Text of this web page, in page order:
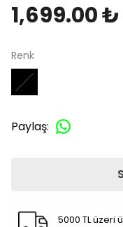
1,699.00 ₺
Renk
Paylaş:
5000 TL üzeri